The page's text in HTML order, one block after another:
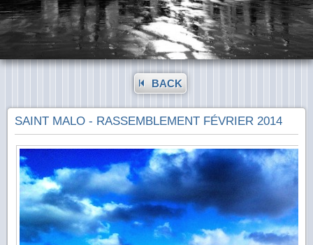
BACK
SAINT MALO - RASSEMBLEMENT FÉVRIER 2014